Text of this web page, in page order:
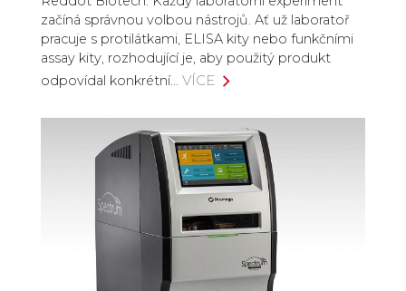
začíná správnou volbou nástrojů. Ať už laboratoř
pracuje s protilátkami, ELISA kity nebo funkčními
assay kity, rozhodující je, aby použitý produkt
odpovídal konkrétní… VÍCE